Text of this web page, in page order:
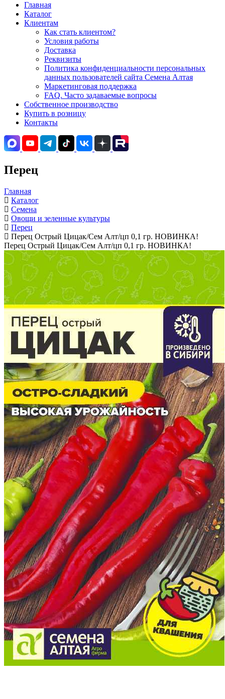
Главная
Каталог
Клиентам
Как стать клиентом?
Условия работы
Доставка
Реквизиты
Политика конфиденциальности персональных
данных пользователей сайта Семена Алтая
Маркетинговая поддержка
FAQ. Часто задаваемые вопросы
Собственное производство
Купить в розницу
Контакты
Перец
Главная
Каталог
Семена
Овощи и зеленные культуры
Перец
Перец Острый Цицак/Сем Алт/цп 0,1 гр. НОВИНКА!
Перец Острый Цицак/Сем Алт/цп 0,1 гр. НОВИНКА!